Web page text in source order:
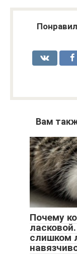
Вам
Почему
слишком